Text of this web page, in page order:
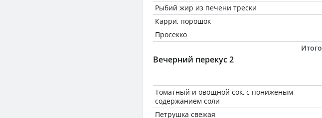
Рыбий жир из печени трески
Карри, порошок
Просекко
Итого
Вечерний перекус 2
Томатный и овощной сок, с пониженым
содержанием соли
Петрушка свежая